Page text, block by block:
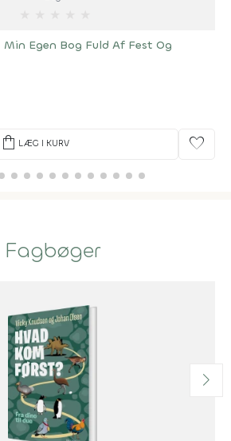
Egen Bog Fuld Af Fest Og
shopping_bag LÆG I KURV favorite
Fagbøger